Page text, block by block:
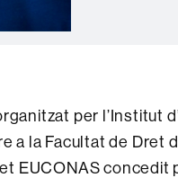
per l’Institut
a la Facultat de Dret
EUCONAS concedit